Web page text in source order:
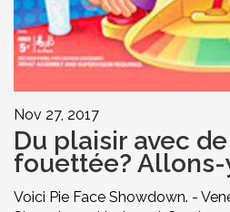
Nov 27, 2017
Du plaisir avec
fouettée? Allons-
Voici Pie Face Showdown. -